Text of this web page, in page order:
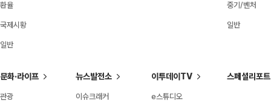
환율
국제시황
일반
중기/벤처
일반
문화·라이프
관광
뉴스발전소
이슈크래커
이투데이TV
e스튜디오
스페셜리포트